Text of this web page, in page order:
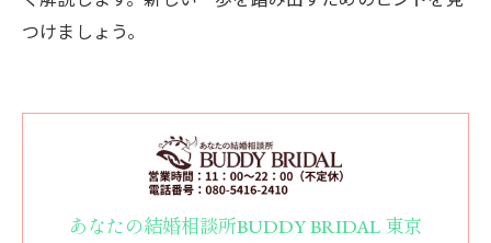
つけましょう。
あなたの結婚相談所BUDDY BRIDAL 東京